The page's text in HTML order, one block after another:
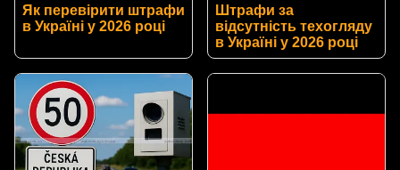
Як перевірити штрафи
в Україні у 2026 році
Штрафи за
відсутність техогляду
в Україні у 2026 році